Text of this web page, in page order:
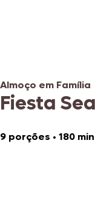
Almoço em Família
Fiesta
9 porções • 180 min